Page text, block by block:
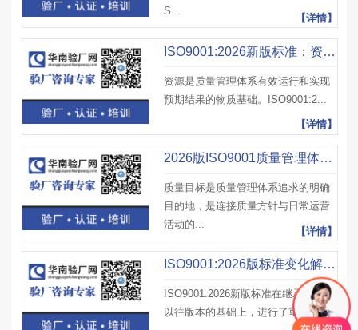
S...
【详情】
ISO9001:2026新版标准：资源管理优化与创新
资源是质量管理体系有效运行和实现
预期结果的物质基础。ISO9001:2...
【详情】
2026版ISO9001质量管理体系标准：质量目标管理新要求
质量目标是质量管理体系追求的明确
目的地，是连接质量方针与日常运营
活动的...
【详情】
ISO9001:2026版标准变化解读与企业应对方案
ISO9001:2026新版标准在继承和发展
以往版本的基础上，进行了重...